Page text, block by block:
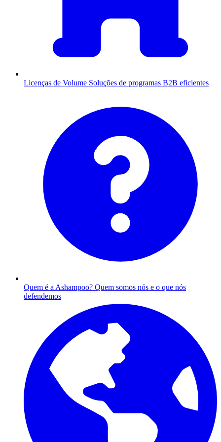
Licenças de Volume Soluções de programas B2B eficientes
Quem é a Ashampoo? Quem somos nós e o que nós
defendemos